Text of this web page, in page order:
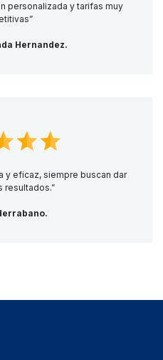
personalizada y tarifas muy
Hernandez.
y eficaz, siempre buscan dar
resultados.”